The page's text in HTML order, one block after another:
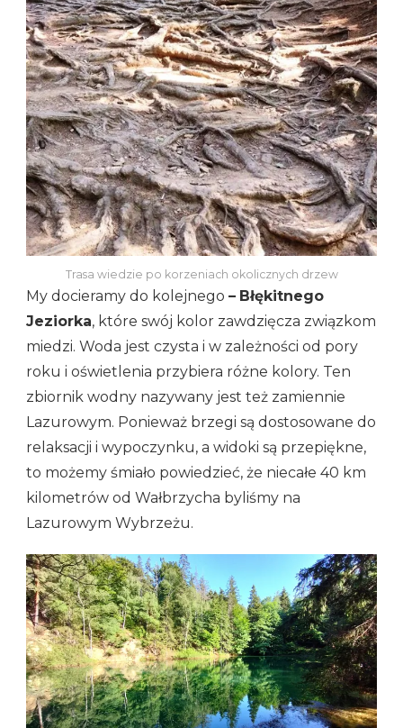
Trasa wiedzie po korzeniach okolicznych drzew
My docieramy do kolejnego – Błękitnego
Jeziorka, które swój kolor zawdzięcza związkom
miedzi. Woda jest czysta i w zależności od pory
roku i oświetlenia przybiera różne kolory. Ten
zbiornik wodny nazywany jest też zamiennie
Lazurowym. Ponieważ brzegi są dostosowane do
relaksacji i wypoczynku, a widoki są przepiękne,
to możemy śmiało powiedzieć, że niecałe 40 km
kilometrów od Wałbrzycha byliśmy na
Lazurowym Wybrzeżu.